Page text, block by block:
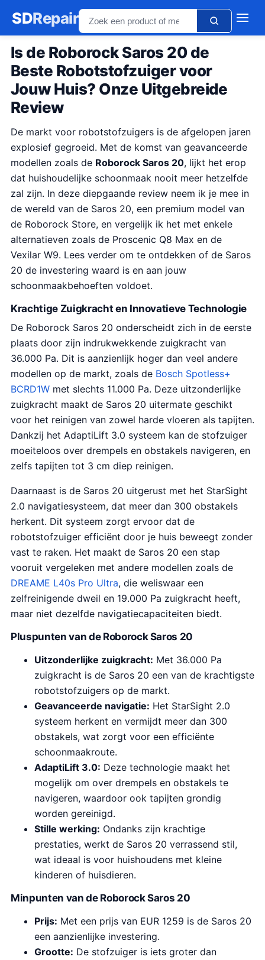
SDRepair
Is de Roborock Saros 20 de
Beste Robotstofzuiger voor
Jouw Huis? Onze Uitgebreide
Review
De markt voor robotstofzuigers is de afgelopen jaren
explosief gegroeid. Met de komst van geavanceerde
modellen zoals de Roborock Saros 20, lijkt het erop
dat huishoudelijke schoonmaak nooit meer hetzelfde
zal zijn. In deze diepgaande review neem ik je mee in
de wereld van de Saros 20, een premium model van
de Roborock Store, en vergelijk ik het met enkele
alternatieven zoals de Proscenic Q8 Max en de
Vexilar W9. Lees verder om te ontdekken of de Saros
20 de investering waard is en aan jouw
schoonmaakbehoeften voldoet.
Krachtige Zuigkracht en Innovatieve Technologie
De Roborock Saros 20 onderscheidt zich in de eerste
plaats door zijn indrukwekkende zuigkracht van
36.000 Pa. Dit is aanzienlijk hoger dan veel andere
modellen op de markt, zoals de Bosch Spotless+
BCRD1W met slechts 11.000 Pa. Deze uitzonderlijke
zuigkracht maakt de Saros 20 uitermate geschikt
voor het reinigen van zowel harde vloeren als tapijten.
Dankzij het AdaptiLift 3.0 systeem kan de stofzuiger
moeiteloos over drempels en obstakels navigeren, en
zelfs tapijten tot 3 cm diep reinigen.
Daarnaast is de Saros 20 uitgerust met het StarSight
2.0 navigatiesysteem, dat meer dan 300 obstakels
herkent. Dit systeem zorgt ervoor dat de
robotstofzuiger efficiënt door je huis beweegt zonder
vast te raken. Het maakt de Saros 20 een stap
vooruit vergeleken met andere modellen zoals de
DREAME L40s Pro Ultra, die weliswaar een
zelfreinigende dweil en 19.000 Pa zuigkracht heeft,
maar niet dezelfde navigatiecapaciteiten biedt.
Pluspunten van de Roborock Saros 20
Uitzonderlijke zuigkracht: Met 36.000 Pa
zuigkracht is de Saros 20 een van de krachtigste
robotstofzuigers op de markt.
Geavanceerde navigatie: Het StarSight 2.0
systeem herkent en vermijdt meer dan 300
obstakels, wat zorgt voor een efficiënte
schoonmaakroute.
AdaptiLift 3.0: Deze technologie maakt het
mogelijk om over drempels en obstakels te
navigeren, waardoor ook tapijten grondig
worden gereinigd.
Stille werking: Ondanks zijn krachtige
prestaties, werkt de Saros 20 verrassend stil,
wat ideaal is voor huishoudens met kleine
kinderen of huisdieren.
Minpunten van de Roborock Saros 20
Prijs: Met een prijs van EUR 1259 is de Saros 20
een aanzienlijke investering.
Grootte: De stofzuiger is iets groter dan